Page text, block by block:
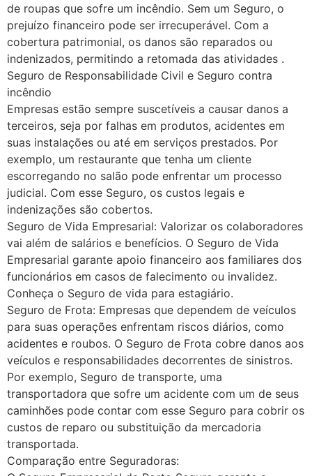
de roupas que sofre um incêndio. Sem um Seguro, o
prejuízo financeiro pode ser irrecuperável. Com a
cobertura patrimonial, os danos são reparados ou
indenizados, permitindo a retomada das atividades .
Seguro de Responsabilidade Civil e Seguro contra
incêndio
Empresas estão sempre suscetíveis a causar danos a
terceiros, seja por falhas em produtos, acidentes em
suas instalações ou até em serviços prestados. Por
exemplo, um restaurante que tenha um cliente
escorregando no salão pode enfrentar um processo
judicial. Com esse Seguro, os custos legais e
indenizações são cobertos.
Seguro de Vida Empresarial: Valorizar os colaboradores
vai além de salários e benefícios. O Seguro de Vida
Empresarial garante apoio financeiro aos familiares dos
funcionários em casos de falecimento ou invalidez.
Conheça o Seguro de vida para estagiário.
Seguro de Frota: Empresas que dependem de veículos
para suas operações enfrentam riscos diários, como
acidentes e roubos. O Seguro de Frota cobre danos aos
veículos e responsabilidades decorrentes de sinistros.
Por exemplo, Seguro de transporte, uma
transportadora que sofre um acidente com um de seus
caminhões pode contar com esse Seguro para cobrir os
custos de reparo ou substituição da mercadoria
transportada.
Comparação entre Seguradoras: